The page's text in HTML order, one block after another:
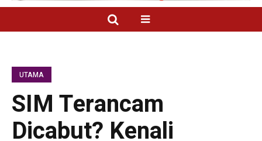
UTAMA
SIM Terancam
Dicabut? Kenali